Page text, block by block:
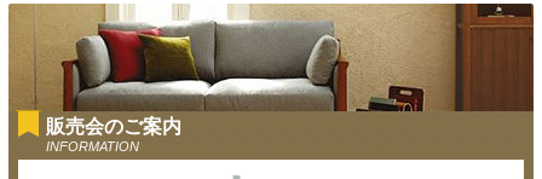
販売会のご案内
INFORMATION